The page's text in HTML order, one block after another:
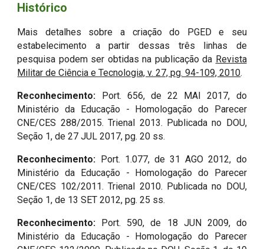
Histórico
Mais detalhes sobre a criação do PGED e seu
estabelecimento a partir dessas três linhas de
pesquisa podem ser obtidas na publicação da Revista
Militar de Ciência e Tecnologia, v. 27, pg. 94-109, 2010.
Reconhecimento: Port. 656, de 22 MAI 2017, do
Ministério da Educação - Homologação do Parecer
CNE/CES 288/2015. Trienal 2013. Publicada no DOU,
Seção 1, de 27 JUL 2017, pg. 20 ss.
Reconhecimento: Port. 1.077, de 31 AGO 2012, do
Ministério da Educação - Homologação do Parecer
CNE/CES 102/2011. Trienal 2010. Publicada no DOU,
Seção 1, de 13 SET 2012, pg. 25 ss.
Reconhecimento: Port. 590, de 18 JUN 2009, do
Ministério da Educação - Homologação do Parecer